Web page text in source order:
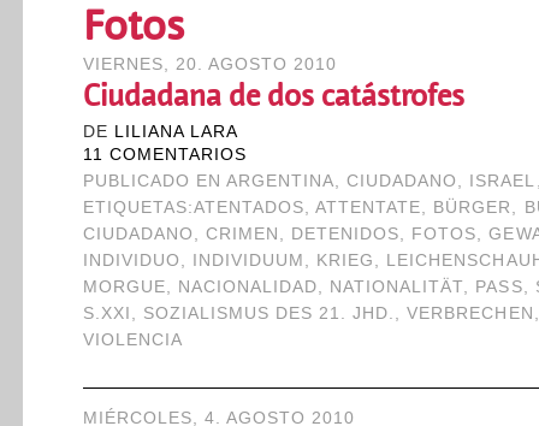
Fotos
VIERNES, 20. AGOSTO 2010
Ciudadana de dos catástrofes
DE LILIANA LARA
11 COMENTARIOS
PUBLICADO EN ARGENTINA,CIUDADANO , ISRAEL
ETIQUETAS:ATENTADOS,ATTENTATE, BÜRGER ,
CIUDADANO , CRIMEN , DETENIDOS, FOTOS,
INDIVIDUO , INDIVIDUUM , KRIEG ,
MORGUE, NACIONALIDAD, NATIONALITÄT, PASS,
S.XXI , SOZIALISMUS DES 21. JHD. ,VERBRECHEN
VIOLENCIA
MIÉRCOLES, 4. AGOSTO 2010